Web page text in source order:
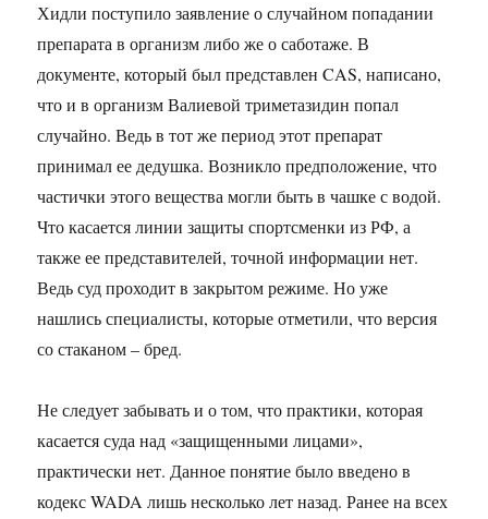
Хидли поступило заявление о случайном попадании
препарата в организм либо же о саботаже. В
документе, который был представлен CAS, написано,
что и в организм Валиевой триметазидин попал
случайно. Ведь в тот же период этот препарат
принимал ее дедушка. Возникло предположение, что
частички этого вещества могли быть в чашке с водой.
Что касается линии защиты спортсменки из РФ, а
также ее представителей, точной информации нет.
Ведь суд проходит в закрытом режиме. Но уже
нашлись специалисты, которые отметили, что версия
со стаканом – бред.
Не следует забывать и о том, что практики, которая
касается суда над «защищенными лицами»,
практически нет. Данное понятие было введено в
кодекс WADA лишь несколько лет назад. Ранее на всех